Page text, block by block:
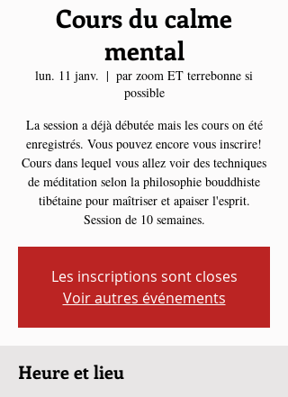
Cours du calme
mental
lun. 11 janv.
  |
par zoom ET terrebonne si
possible
La session a déjà débutée mais les cours on été
enregistrés. Vous pouvez encore vous inscrire!
Cours dans lequel vous allez voir des techniques
de méditation selon la philosophie bouddhiste
tibétaine pour maîtriser et apaiser l'esprit.
Session de 10 semaines.
Les inscriptions sont closes
Voir autres événements
Heure et lieu